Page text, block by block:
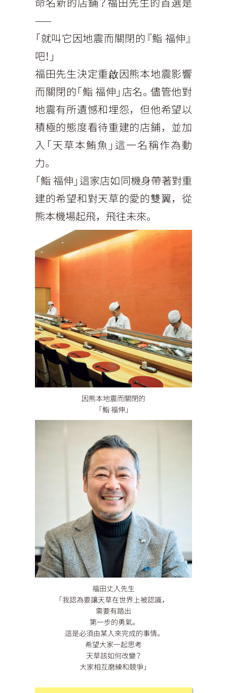
——
「就叫它因地震而關閉的『鮨 福伸』
吧！」
福田先生決定重啟因熊本地震影響
而關閉的「鮨 福伸」店名。儘管他對
地震有所遺憾和埋怨，但他希望以
積極的態度看待重建的店鋪，並加
入「天草本鮪魚」這一名稱作為動
力。
「鮨 福伸」這家店如同機身帶著對重
建的希望和對天草的愛的雙翼，從
熊本機場起飛，飛往未來。
因熊本地震而關閉的
「鮨 福伸」
福田丈人先生
「我認為要讓天草在世界上被認識，
需要有踏出
第一步的勇氣。
這是必須由某人來完成的事情。
希望大家一起思考
天草該如何改變？
大家相互磨練和競爭」